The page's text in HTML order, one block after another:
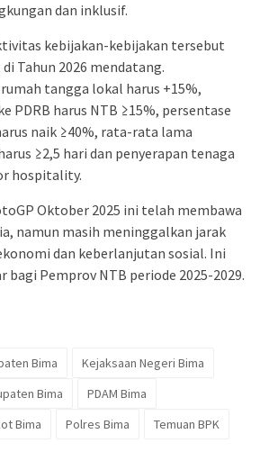
dan inklusif.
kebijakan-kebijakan tersebut
Tahun 2026 mendatang.
tangga lokal harus +15%,
PDRB harus NTB ≥15%, persentase
naik ≥40%, rata-rata lama
≥2,5 hari dan penyerapan tenaga
hospitality.
Oktober 2025 ini telah membawa
namun masih meninggalkan jarak
dan keberlanjutan sosial. Ini
bagi Pemprov NTB periode 2025-2029.
Bima
Kejaksaan Negeri Bima
Bima
PDAM Bima
Bima Polres Bima Temuan BPK